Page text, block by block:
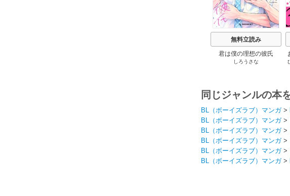
無料立読み
君は僕の理想の彼氏
しろうさな
同じジャンルの本
BL（ボーイズラブ）マンガ>
BL（ボーイズラブ）マンガ>
BL（ボーイズラブ）マンガ>
BL（ボーイズラブ）マンガ>
BL（ボーイズラブ）マンガ>
BL（ボーイズラブ）マンガ>